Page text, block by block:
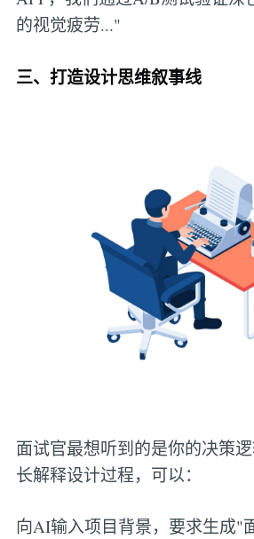
的视觉疲劳..."
三、打造设计思维叙事线
面试官最想听到的是你的决策
长解释设计过程，可以：
向AI输入项目背景，要求生成"